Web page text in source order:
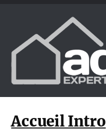
Accueil Intro